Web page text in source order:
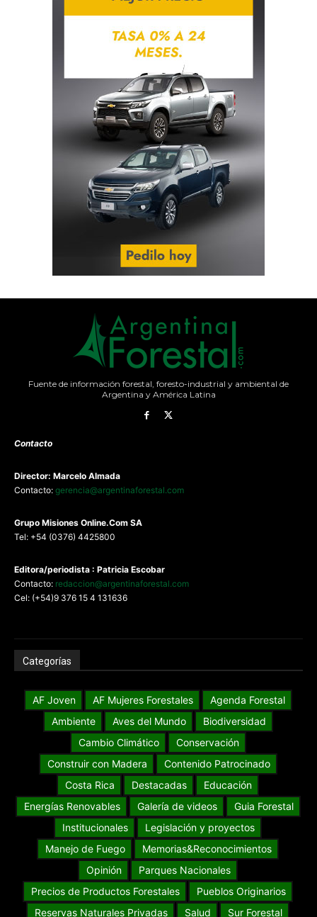
Fuente de información forestal, foresto-industrial y ambiental de
Argentina y América Latina
Contacto
Director: Marcelo Almada
Contacto: gerencia@argentinaforestal.com
Grupo Misiones Online.Com SA
Tel: +54 (0376) 4425800
Editora/periodista : Patricia Escobar
Contacto: redaccion@argentinaforestal.com
Cel: (+54)9 376 15 4 131636
Categorías
AF Joven AF Mujeres Forestales
Agenda Forestal
Ambiente
Aves del Mundo
Biodiversidad
Cambio Climático
Conservación
Construir con Madera
Contenido Patrocinado
Costa Rica
Destacadas
Educación
Energías Renovables
Galería de videos
Guia Forestal
Institucionales
Legislación y proyectos
Manejo de Fuego
Memorias&Reconocimientos
Opinión
Parques Nacionales
Precios de Productos Forestales
Pueblos Originarios
Reservas Naturales Privadas
Salud
Sur Forestal